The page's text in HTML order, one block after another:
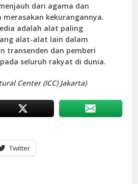
dari agama dan
kekurangannya.
adalah alat paling
alat-alat lain dalam
transenden dan pemberi
seluruh rakyat di dunia.
Center (ICC) Jakarta)
Twitter